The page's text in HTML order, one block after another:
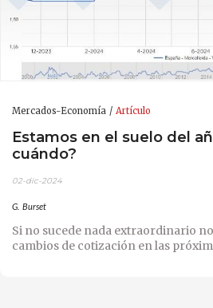
Mercados-Economía Artículo
Estamos en el suelo del
cuándo?
02-dic-2024
G. Burset
Si no sucede nada extraordinario
cambios de cotización en las